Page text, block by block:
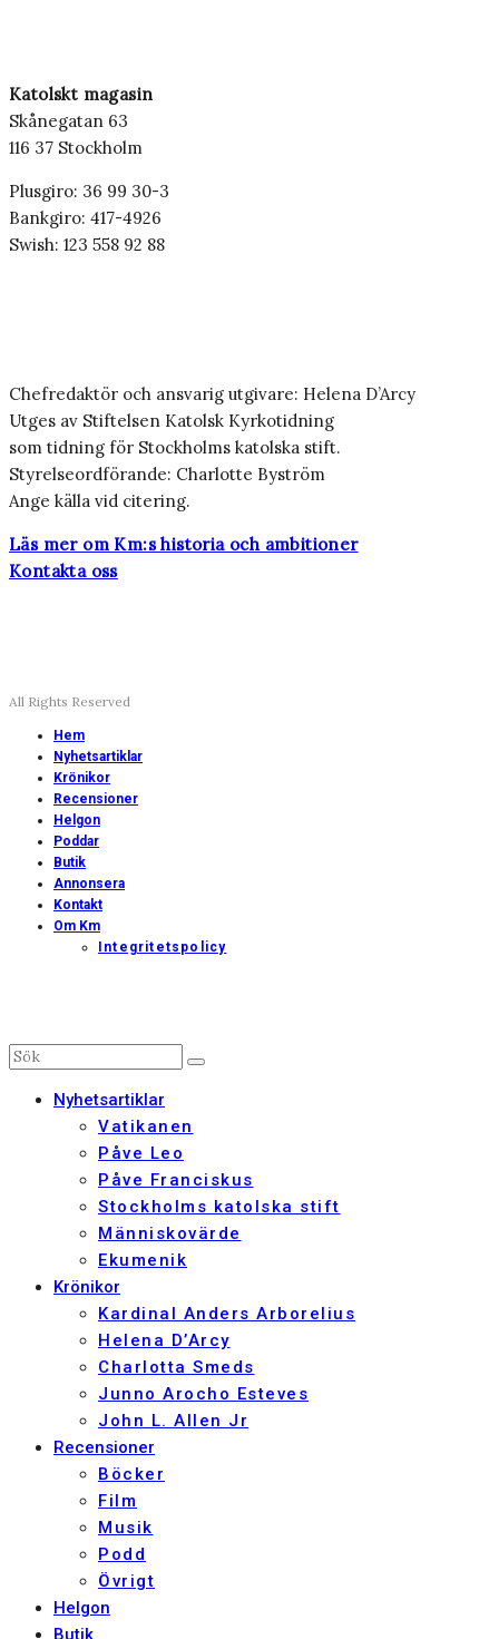
Katolskt magasin
Skånegatan 63
116 37 Stockholm
Plusgiro: 36 99 30-3
Bankgiro: 417-4926
Swish: 123 558 92 88
Chefredaktör och ansvarig utgivare: Helena D’Arcy
Utges av Stiftelsen Katolsk Kyrkotidning
som tidning för Stockholms katolska stift.
Styrelseordförande: Charlotte Byström
Ange källa vid citering.
Läs mer om Km:s historia och ambitioner
Kontakta oss
All Rights Reserved
Hem
Nyhetsartiklar
Krönikor
Recensioner
Helgon
Poddar
Butik
Annonsera
Kontakt
Om Km
Integritetspolicy
Nyhetsartiklar
Vatikanen
Påve Leo
Påve Franciskus
Stockholms katolska stift
Människovärde
Ekumenik
Krönikor
Kardinal Anders Arborelius
Helena D’Arcy
Charlotta Smeds
Junno Arocho Esteves
John L. Allen Jr
Recensioner
Böcker
Film
Musik
Podd
Övrigt
Helgon
Butik